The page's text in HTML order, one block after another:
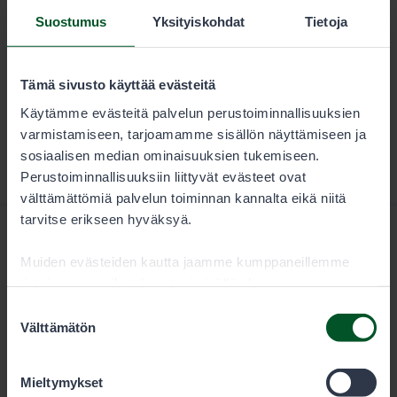
Suostumus Yksityiskohdat Tietoja
Tämä sivusto käyttää evästeitä
Käytämme evästeitä palvelun perustoiminnallisuuksien
varmistamiseen, tarjoamamme sisällön näyttämiseen ja
sosiaalisen median ominaisuuksien tukemiseen.
Perustoiminnallisuuksiin liittyvät evästeet ovat
välttämättömiä palvelun toiminnan kannalta eikä niitä
tarvitse erikseen hyväksyä.
Muiden evästeiden kautta jaamme kumppaneillemme
tietoihin, joita olet antanut heille tai joita on kerätty, kun
olet käyttänyt heidän palvelujaan. Voit sallia haluamasi
valinta
Välttämätön
Mieltymykset
Ladataan...
Metsähallitus
PL 80 (Opastinsilta 12 C)